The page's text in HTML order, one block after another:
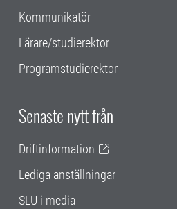
Kommunikatör
Lärare/studierektor
Programstudierektor
Senaste nytt från
Driftinformation
Lediga anställningar
SLU i media